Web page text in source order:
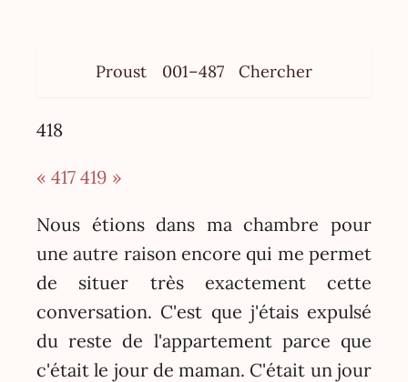
Proust 001–487 Chercher
418
« 417 419 »
Nous étions dans ma chambre pour
une autre raison encore qui me permet
de situer très exactement cette
conversation. C'est que j'étais expulsé
du reste de l'appartement parce que
c'était le jour de maman. C'était un jour